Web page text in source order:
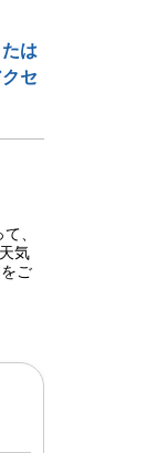
は
セ
、
気
ご